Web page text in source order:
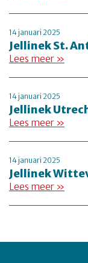
14 januari 2025
Jellinek St.
Lees meer »
14 januari 2025
Jellinek
Lees meer »
14 januari 2025
Jellinek
Lees meer »